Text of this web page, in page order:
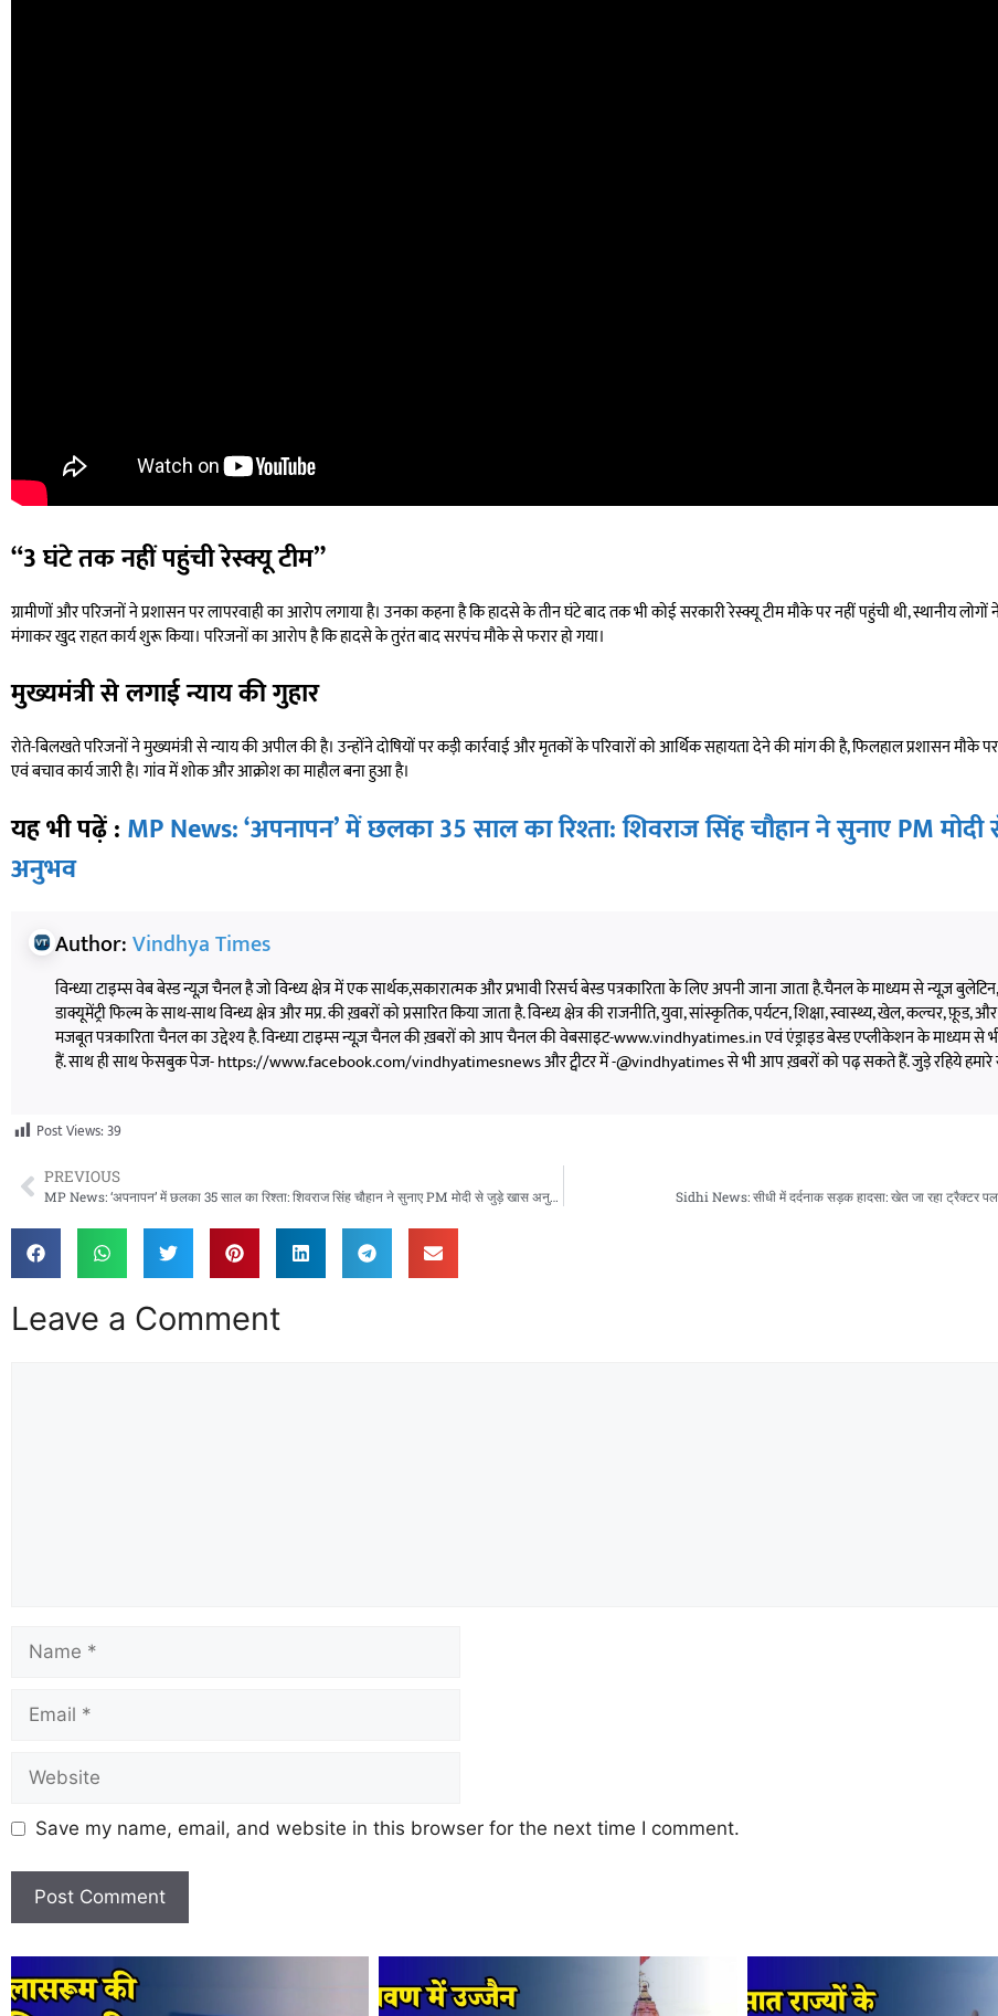
“3 घंटे तक नहीं पहुंची रेस्क्यू टीम”
ग्रामीणों और परिजनों ने प्रशासन पर लापरवाही का आरोप लगाया है। उनका कहना है कि हादसे के तीन घंटे बाद तक भी कोई सरकारी रेस्क्यू टीम मौके पर नहीं पहुंची थी, स्थानीय
मंगाकर खुद राहत कार्य शुरू किया। परिजनों का आरोप है कि हादसे के तुरंत बाद सरपंच मौके से फरार हो गया।
मुख्यमंत्री से लगाई न्याय की गुहार
रोते-बिलखते परिजनों ने मुख्यमंत्री से न्याय की अपील की है। उन्होंने दोषियों पर कड़ी कार्रवाई और मृतकों के परिवारों को आर्थिक सहायता देने की मांग की है, फिलहाल प्रशासन मौके
एवं बचाव कार्य जारी है। गांव में शोक और आक्रोश का माहौल बना हुआ है।
यह भी पढ़ें : MP News: ‘अपनापन’ में छलका 35 साल का रिश्ता: शिवराज सिंह चौहान ने सुनाए PM
अनुभव
Author:Vindhya Times
विन्ध्या टाइम्स वेब बेस्ड न्यूज़ चैनल है जो विन्ध्य क्षेत्र में एक सार्थक,सकारात्मक और प्रभावी रिसर्च बेस्ड पत्रकारिता के लिए अपनी जाना जाता है.चैनल के माध्यम से न्यूज़ बुलेटिन,
डाक्यूमेंट्री फिल्म के साथ-साथ विन्ध्य क्षेत्र और मप्र. की ख़बरों को प्रसारित किया जाता है. विन्ध्य क्षेत्र की राजनीति, युवा, सांस्कृतिक, पर्यटन, शिक्षा, स्वास्थ्य, खेल, कल्चर, फ़ूड,
मजबूत पत्रकारिता चैनल का उद्देश्य है. विन्ध्या टाइम्स न्यूज़ चैनल की ख़बरों को आप चैनल की वेबसाइट-www.vindhyatimes.in एवं एंड्राइड बेस्ड एप्लीकेशन के माध्यम से
हैं. साथ ही साथ फेसबुक पेज- https://www.facebook.com/vindhyatimesnews और ट्वीटर में -@vindhyatimes से भी आप ख़बरों को पढ़ सकते हैं. जुड़े रहिये हमारे
Post Views:39
PREVIOUS
MP News: ‘अपनापन’ में छलका 35 साल का रिश्ता: शिवराज सिंह चौहान ने सुनाए PM मोदी से जुड़े खास अनुभव Sidhi News: सीधी में दर्दनाक सड़क हादसा: खेत जा रहा ट्रैक्टर
Leave a Comment
Save my name, email, and website in this browser for the next time I comment.